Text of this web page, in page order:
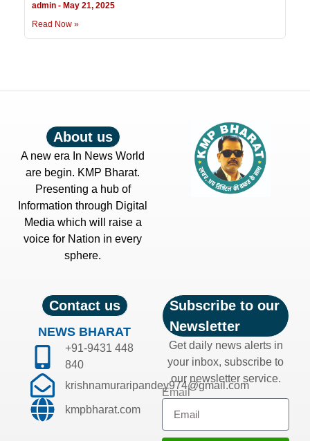
admin
May 21, 2025
Read Now »
About us
A new era In News World
are begin. KMP Bharat.
Presenting a hub of
Information through Digital
Media which will raise a
voice for Nation in every
sphere.
Contact us
NEWS BHARAT
+91-9431 448
840
krishnamuraripandey974@gmail.com
kmpbharat.com
Subscribe to our
Newsletter
Get daily news alerts in
your inbox, subscribe to
our newsletter service.
Email